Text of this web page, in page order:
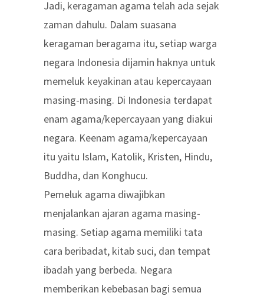
Jadi, keragaman agama telah ada sejak
zaman dahulu. Dalam suasana
keragaman beragama itu, setiap warga
negara Indonesia dijamin haknya untuk
memeluk keyakinan atau kepercayaan
masing-masing. Di Indonesia terdapat
enam agama/kepercayaan yang diakui
negara. Keenam agama/kepercayaan
itu yaitu Islam, Katolik, Kristen, Hindu,
Buddha, dan Konghucu.
Pemeluk agama diwajibkan
menjalankan ajaran agama masing-
masing. Setiap agama memiliki tata
cara beribadat, kitab suci, dan tempat
ibadah yang berbeda. Negara
memberikan kebebasan bagi semua